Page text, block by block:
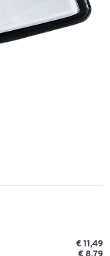
€ 11,49